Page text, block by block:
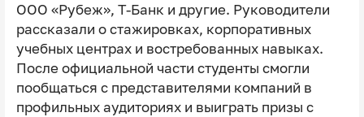
ООО «Рубеж», Т-Банк и другие. Руководители
рассказали о стажировках, корпоративных
учебных центрах и востребованных навыках.
После официальной части студенты смогли
пообщаться с представителями компаний в
профильных аудиториях и выиграть призы с